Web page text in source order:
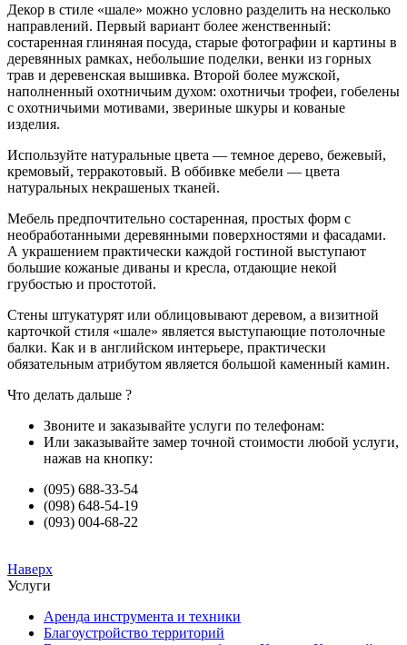
Декор в стиле «шале» можно условно разделить на несколько
направлений. Первый вариант более женственный:
состаренная глиняная посуда, старые фотографии и картины в
деревянных рамках, небольшие поделки, венки из горных
трав и деревенская вышивка. Второй более мужской,
наполненный охотничьим духом: охотничьи трофеи, гобелены
с охотничьими мотивами, звериные шкуры и кованые
изделия.
Используйте натуральные цвета — темное дерево, бежевый,
кремовый, терракотовый. В оббивке мебели — цвета
натуральных некрашеных тканей.
Мебель предпочтительно состаренная, простых форм с
необработанными деревянными поверхностями и фасадами.
А украшением практически каждой гостиной выступают
большие кожаные диваны и кресла, отдающие некой
грубостью и простотой.
Стены штукатурят или облицовывают деревом, а визитной
карточкой стиля «шале» является выступающие потолочные
балки. Как и в английском интерьере, практически
обязательным атрибутом является большой каменный камин.
Что делать дальше ?
Звоните и заказывайте услуги по телефонам:
Или заказывайте замер точной стоимости любой услуги,
нажав на кнопку:
(095) 688-33-54
(098) 648-54-19
(093) 004-68-22
Наверх
Услуги
Аренда инструмента и техники
Благоустройство территорий